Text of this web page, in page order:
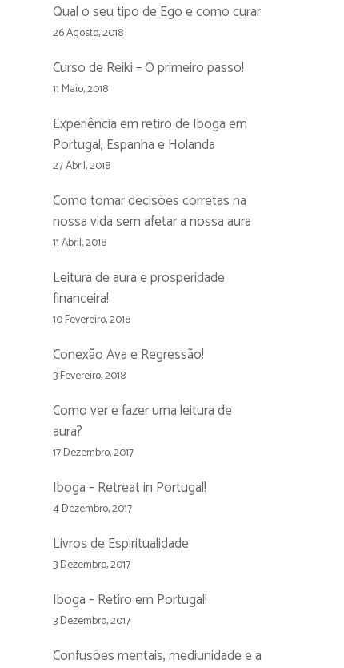
Qual o seu tipo de Ego e como curar
26 Agosto, 2018
Curso de Reiki – O primeiro passo!
11 Maio, 2018
Experiência em retiro de Iboga em
Portugal, Espanha e Holanda
27 Abril, 2018
Como tomar decisões corretas na
nossa vida sem afetar a nossa aura
11 Abril, 2018
Leitura de aura e prosperidade
financeira!
10 Fevereiro, 2018
Conexão Ava e Regressão!
3 Fevereiro, 2018
Como ver e fazer uma leitura de
aura?
17 Dezembro, 2017
Iboga – Retreat in Portugal!
4 Dezembro, 2017
Livros de Espiritualidade
3 Dezembro, 2017
Iboga – Retiro em Portugal!
3 Dezembro, 2017
Confusões mentais, mediunidade e a